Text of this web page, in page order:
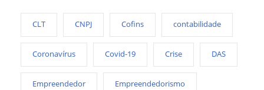
CLT CNPJ Cofins contabilidade
Coronavírus Covid-19 Crise DAS
Empreendedor Empreendedorismo